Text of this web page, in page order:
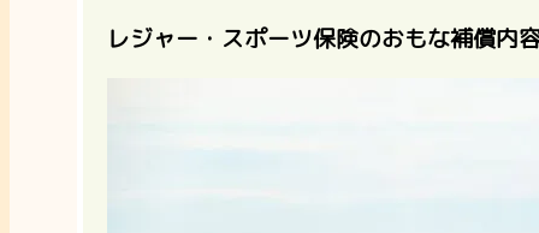
レジャー・スポーツ保険のおもな補償内